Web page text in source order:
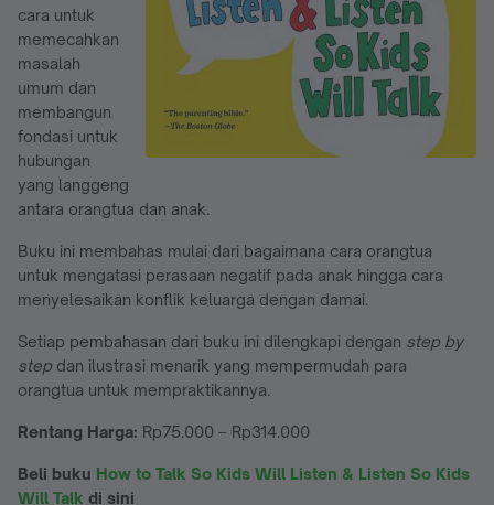
cara untuk
memecahkan
masalah
umum dan
membangun
fondasi untuk
hubungan
yang langgeng
antara orangtua dan anak.
Buku ini membahas mulai dari bagaimana cara orangtua
untuk mengatasi perasaan negatif pada anak hingga cara
menyelesaikan konflik keluarga dengan damai.
Setiap pembahasan dari buku ini dilengkapi dengan step by
step dan ilustrasi menarik yang mempermudah para
orangtua untuk mempraktikannya.
Rentang Harga: Rp75.000 – Rp314.000
Beli buku How to Talk So Kids Will Listen & Listen So Kids
Will Talk di sini